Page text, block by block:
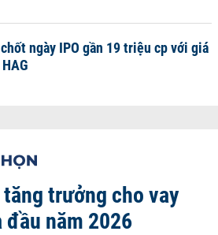
ngày IPO gần 19 triệu cp với giá
tăng trưởng cho vay
đầu năm 2026